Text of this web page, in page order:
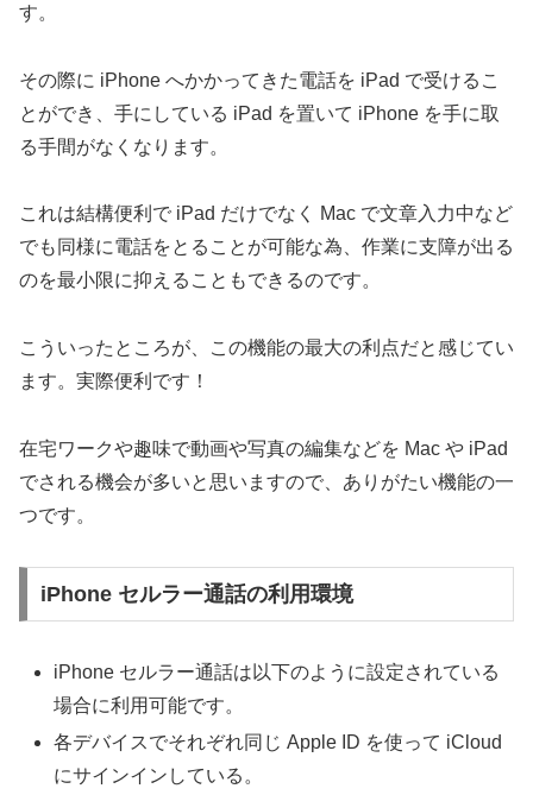
す。
その際に iPhone へかかってきた電話を iPad で受けるこ
とができ、手にしている iPad を置いて iPhone を手に取
る手間がなくなります。
これは結構便利で iPad だけでなく Mac で文章入力中など
でも同様に電話をとることが可能な為、作業に支障が出る
のを最小限に抑えることもできるのです。
こういったところが、この機能の最大の利点だと感じてい
ます。実際便利です！
在宅ワークや趣味で動画や写真の編集などを Mac や iPad
でされる機会が多いと思いますので、ありがたい機能の一
つです。
iPhone セルラー通話の利用環境
iPhone セルラー通話は以下のように設定されている
場合に利用可能です。
各デバイスでそれぞれ同じ Apple ID を使って iCloud
にサインインしている。